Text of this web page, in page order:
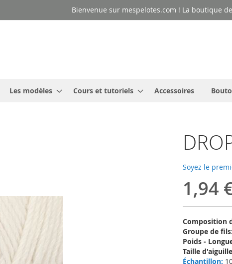
Bienvenue sur mespelotes.com ! La boutique
Les modèles Cours et tutoriels Accessoires
Soyez le
1,94
Composition
Groupe de fils:
Poids -
Taille
Échantillon: